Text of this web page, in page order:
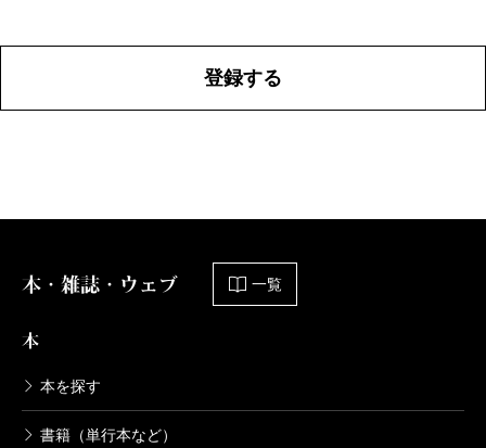
登録する
本・雑誌・ウェブ 一覧
本
本を探す
書籍（単行本など）